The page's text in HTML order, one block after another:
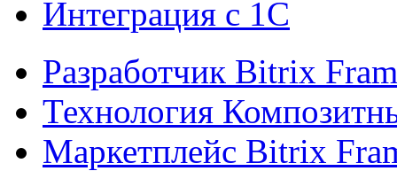
Интеграция с 1С
Разработчик Bitrix
Технология
Маркетплейс Bitrix